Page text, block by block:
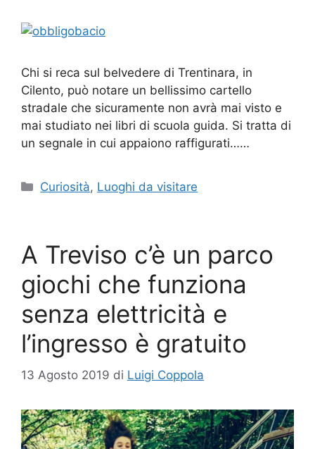
Chi si reca sul belvedere di Trentinara, in
Cilento, può notare un bellissimo cartello
stradale che sicuramente non avrà mai visto e
mai studiato nei libri di scuola guida. Si tratta di
un segnale in cui appaiono raffigurati……
Categorie
Curiosità, Luoghi da visitare
A Treviso c’è un parco
giochi che funziona
senza elettricità e
l’ingresso è gratuito
13 Agosto 2019 di Luigi Coppola